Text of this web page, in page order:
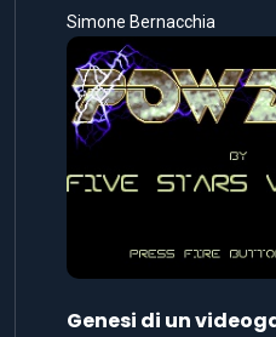
Simone Bernacchia
Genesi di un